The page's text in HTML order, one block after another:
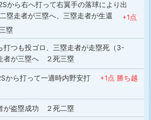
から右へ打って右翼手の落球により出
塁走者が三塁へ、三塁走者が生還 +1点
塁
打つも投ゴロ、三塁走者が走塁死（3-
者が三塁へ ２死三塁
から打って一適時内野安打 +1点 勝ち越
が盗塁成功 ２死二塁